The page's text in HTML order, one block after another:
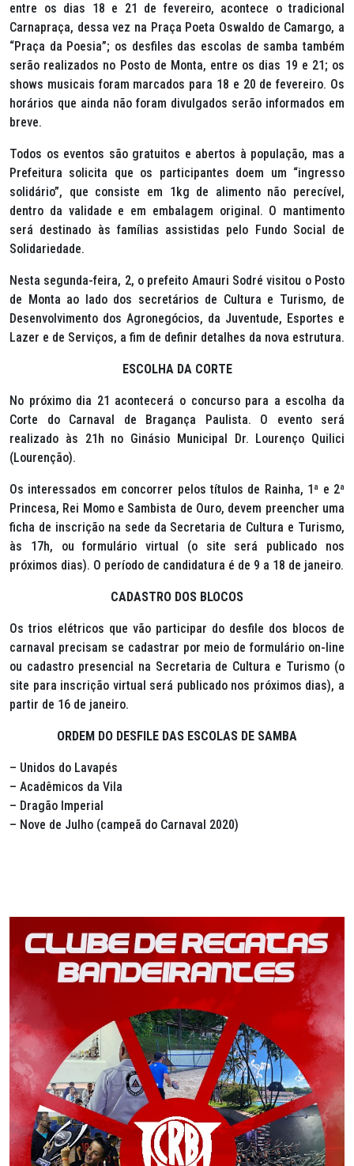
entre os dias 18 e 21 de fevereiro, acontece o tradicional
Carnapraça, dessa vez na Praça Poeta Oswaldo de Camargo, a
“Praça da Poesia”; os desfiles das escolas de samba também
serão realizados no Posto de Monta, entre os dias 19 e 21; os
shows musicais foram marcados para 18 e 20 de fevereiro. Os
horários que ainda não foram divulgados serão informados em
breve.
Todos os eventos são gratuitos e abertos à população, mas a
Prefeitura solicita que os participantes doem um “ingresso
solidário”, que consiste em 1kg de alimento não perecível,
dentro da validade e em embalagem original. O mantimento
será destinado às famílias assistidas pelo Fundo Social de
Solidariedade.
Nesta segunda-feira, 2, o prefeito Amauri Sodré visitou o Posto
de Monta ao lado dos secretários de Cultura e Turismo, de
Desenvolvimento dos Agronegócios, da Juventude, Esportes e
Lazer e de Serviços, a fim de definir detalhes da nova estrutura.
ESCOLHA DA CORTE
No próximo dia 21 acontecerá o concurso para a escolha da
Corte do Carnaval de Bragança Paulista. O evento será
realizado às 21h no Ginásio Municipal Dr. Lourenço Quilici
(Lourenção).
Os interessados em concorrer pelos títulos de Rainha, 1ª e 2ª
Princesa, Rei Momo e Sambista de Ouro, devem preencher uma
ficha de inscrição na sede da Secretaria de Cultura e Turismo,
às 17h, ou formulário virtual (o site será publicado nos
próximos dias). O período de candidatura é de 9 a 18 de janeiro.
CADASTRO DOS BLOCOS
Os trios elétricos que vão participar do desfile dos blocos de
carnaval precisam se cadastrar por meio de formulário on-line
ou cadastro presencial na Secretaria de Cultura e Turismo (o
site para inscrição virtual será publicado nos próximos dias), a
partir de 16 de janeiro.
ORDEM DO DESFILE DAS ESCOLAS DE SAMBA
– Unidos do Lavapés
– Acadêmicos da Vila
– Dragão Imperial
– Nove de Julho (campeã do Carnaval 2020)